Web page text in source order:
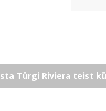
Türgi Riviera teist